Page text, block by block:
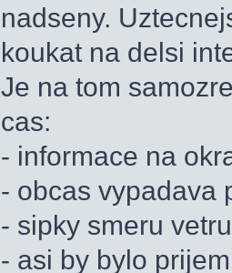
nadseny.
koukat na delsi
Je na tom
cas:
- informace na
- obcas vypadava
- sipky smeru
- asi by bylo